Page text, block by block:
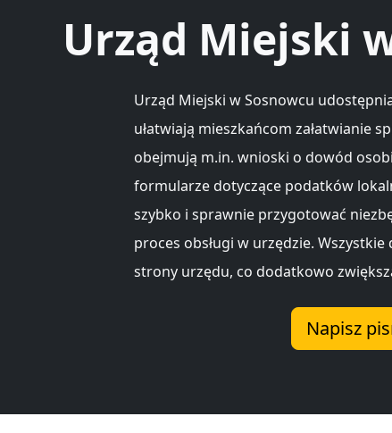
Urząd Miejski
Urząd Miejski w Sosnowcu
ułatwiają mieszkańcom załatwianie
obejmują m.in. wnioski o dowód
formularze dotyczące podatków
szybko i sprawnie przygotować
proces obsługi w urzędzie.
strony urzędu, co dodatkowo
Napisz